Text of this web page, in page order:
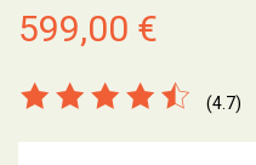
599,00 €
(4.7)